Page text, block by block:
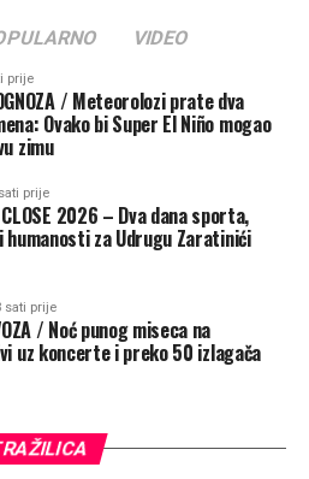
VIDEO
prije
/ Meteorolozi prate dva
Ovako bi Super El Niño mogao
zimu
prije
CLOSE 2026 – Dva dana sporta,
humanosti za Udrugu Zaratinići
sati prije
/ Noć punog miseca na
uz koncerte i preko 50 izlagača